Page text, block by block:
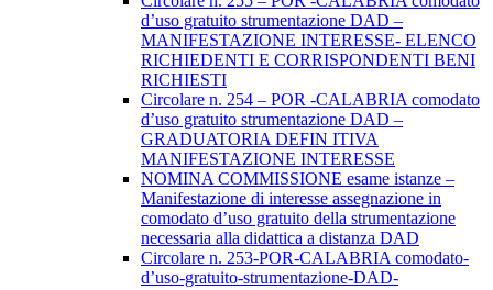
d’uso gratuito strumentazione DAD –
MANIFESTAZIONE INTERESSE- ELENCO
RICHIEDENTI E CORRISPONDENTI BENI
RICHIESTI
Circolare n. 254 – POR -CALABRIA comodato
d’uso gratuito strumentazione DAD –
GRADUATORIA DEFIN ITIVA
MANIFESTAZIONE INTERESSE
NOMINA COMMISSIONE esame istanze –
Manifestazione di interesse assegnazione in
comodato d’uso gratuito della strumentazione
necessaria alla didattica a distanza DAD
Circolare n. 253-POR-CALABRIA comodato-
d’uso-gratuito-strumentazione-DAD-